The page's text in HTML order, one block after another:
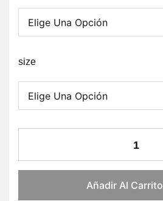
size
1
Añadir Al Carrito